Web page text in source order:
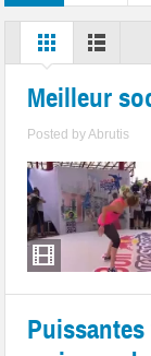
Meilleur
Posted byAbrutis